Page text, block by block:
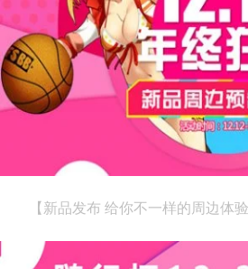
【新品发布 给你不一样的周边体验